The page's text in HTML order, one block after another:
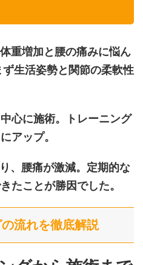
重増加と腰の痛みに悩ん
ず生活姿勢と関節の柔軟性
心に施術。トレーニング
アップ。
、腰痛が激減。定期的な
たことが勝因でした。
流れを徹底解説